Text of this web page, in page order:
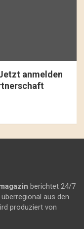
anmelden
berichtet 24/7
aus den
produziert von